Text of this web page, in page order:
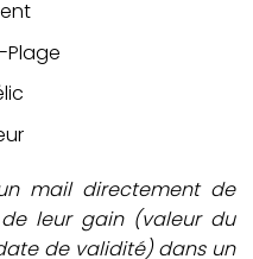
Plage
mail directement de
leur gain (valeur du
de validité) dans un